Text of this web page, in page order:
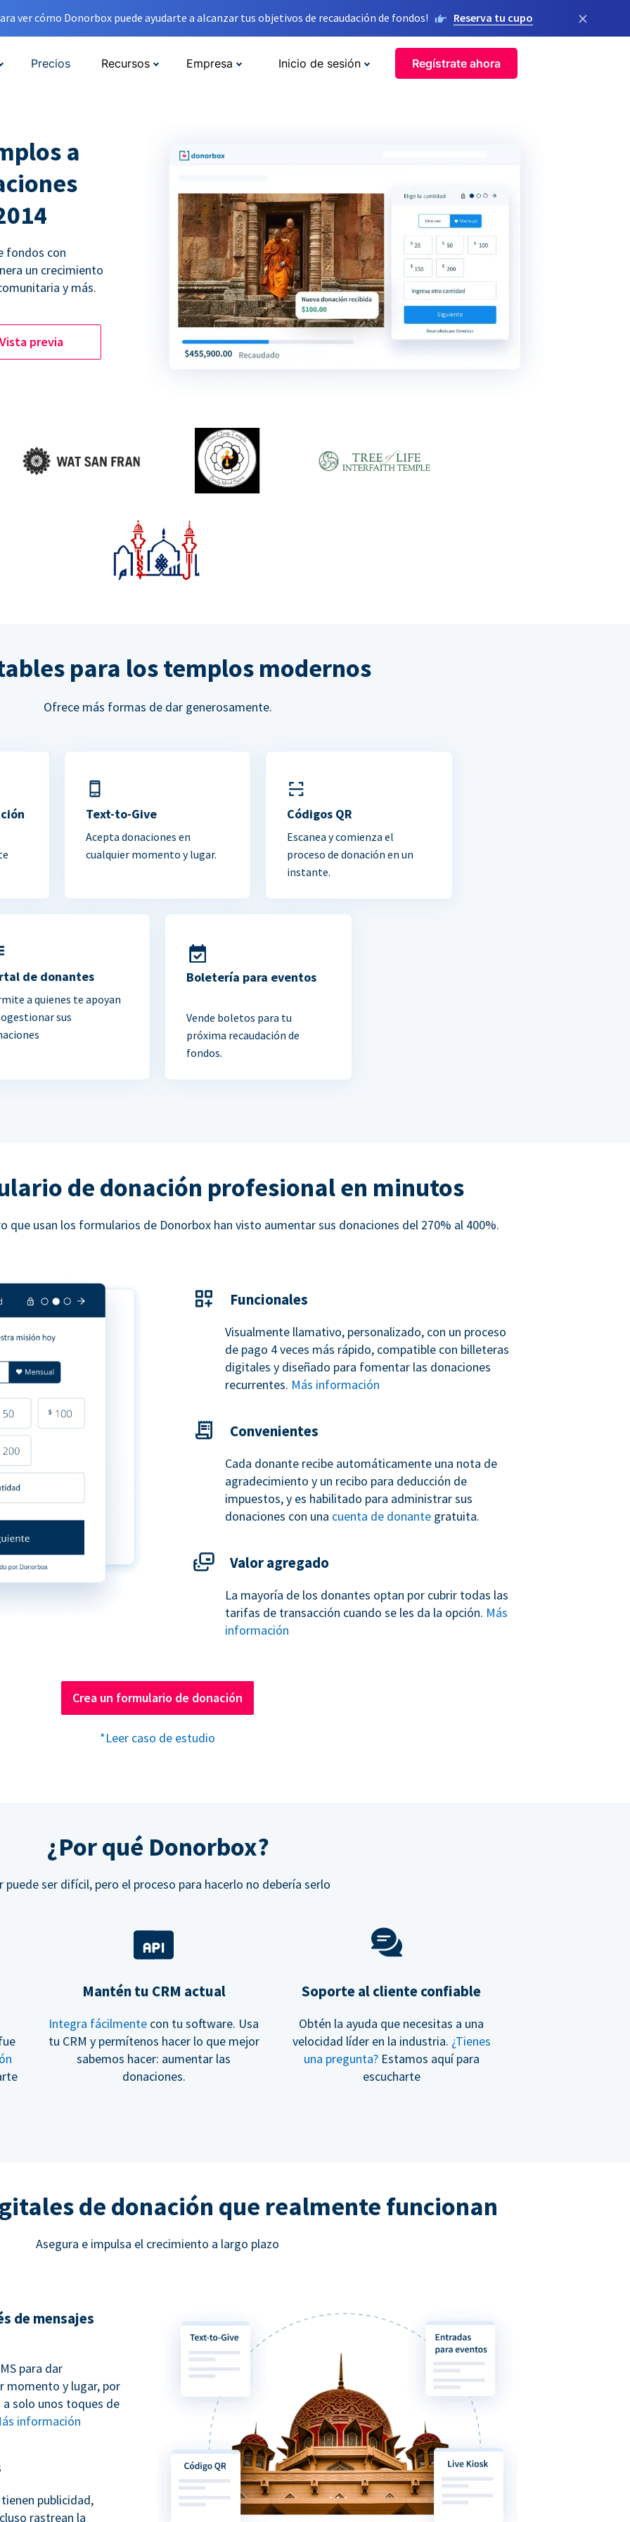
ver cómo Donorbox puede ayudarte a alcanzar tus objetivos de recaudación de fondos! Reserva tu cupo ×
Precios Recursos Empresa Inicio de sesión Regístrate ahora
a
fondos con
un crecimiento
y más.
previa
para los templos modernos
Ofrece más formas de dar generosamente.
Text-to-Give
Acepta donaciones en
cualquier momento y lugar.
Códigos QR
Escanea y comienza el
proceso de donación en un
instante.
de donantes
a quienes te apoyan
sus
Boletería para eventos
Vende boletos para tu
próxima recaudación de
fondos.
de donación profesional en minutos
que usan los formularios de Donorbox han visto aumentar sus donaciones del 270% al 400%.
Funcionales
Visualmente llamativo, personalizado, con un proceso
de pago 4 veces más rápido, compatible con billeteras
digitales y diseñado para fomentar las donaciones
recurrentes. Más información
Convenientes
Cada donante recibe automáticamente una nota de
agradecimiento y un recibo para deducción de
impuestos, y es habilitado para administrar sus
donaciones con una cuenta de donante gratuita.
Valor agregado
La mayoría de los donantes optan por cubrir todas las
tarifas de transacción cuando se les da la opción. Más
información
Crea un formulario de donación
*Leer caso de estudio
¿Por qué Donorbox?
puede ser difícil, pero el proceso para hacerlo no debería serlo
Mantén tu CRM actual
Integra fácilmente con tu software. Usa
tu CRM y permítenos hacer lo que mejor
sabemos hacer: aumentar las
donaciones.
Soporte al cliente confiable
Obtén la ayuda que necesitas a una
velocidad líder en la industria. ¿Tienes
una pregunta?Estamos aquí para
escucharte
de donación que realmente funcionan
Asegura e impulsa el crecimiento a largo plazo
de mensajes
para dar
momento y lugar, por
solo unos toques de
información
publicidad,
rastrean la